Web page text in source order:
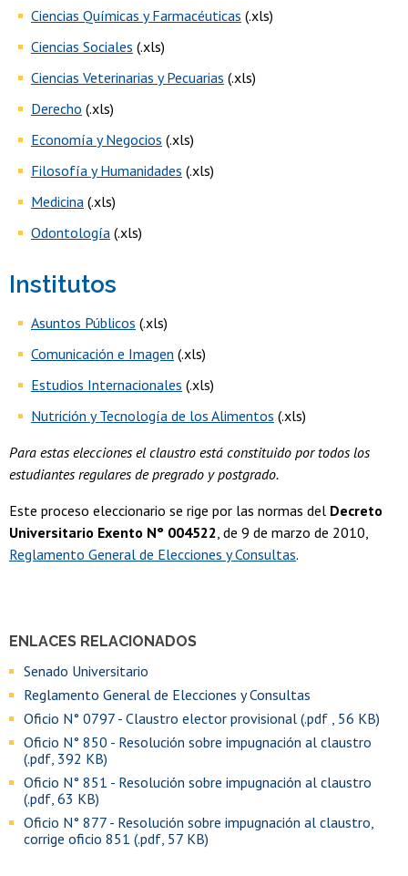
ENLACES RELACIONADOS
Senado Universitario
Reglamento General de Elecciones y Consultas
Oficio N° 0797 - Claustro elector provisional (.pdf , 56 KB)
Oficio N° 850 - Resolución sobre impugnación al claustro
(.pdf, 392 KB)
Oficio N° 851 - Resolución sobre impugnación al claustro
(.pdf, 63 KB)
Oficio N° 877 - Resolución sobre impugnación al claustro,
corrige oficio 851 (.pdf, 57 KB)
Ciencias Químicas y Farmacéuticas (.xls)
Ciencias Sociales (.xls)
Ciencias Veterinarias y Pecuarias (.xls)
Derecho (.xls)
Economía y Negocios (.xls)
Filosofía y Humanidades (.xls)
Medicina (.xls)
Odontología (.xls)
Institutos
Asuntos Públicos (.xls)
Comunicación e Imagen (.xls)
Estudios Internacionales (.xls)
Nutrición y Tecnología de los Alimentos (.xls)
Para estas elecciones el claustro está constituido por todos los
estudiantes regulares de pregrado y postgrado.
Este proceso eleccionario se rige por las normas del Decreto
Universitario Exento N° 004522 , de 9 de marzo de 2010,
Reglamento General de Elecciones y Consultas.